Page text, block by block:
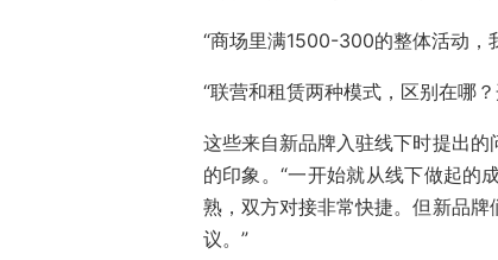
“商场里满1500-300的整体活动，
“联营和租赁两种模式，区别在哪
这些来自新品牌入驻线下时提出
的印象。“一开始就从线下做起的
熟，双方对接非常快捷。但新品
议。”